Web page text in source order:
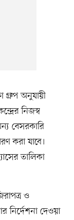
গ্রুপ অনুযায়ী
নিজস্ব
বেসরকারি
করা যাবে।
তালিকা
ও
নির্দেশনা দেওয়া